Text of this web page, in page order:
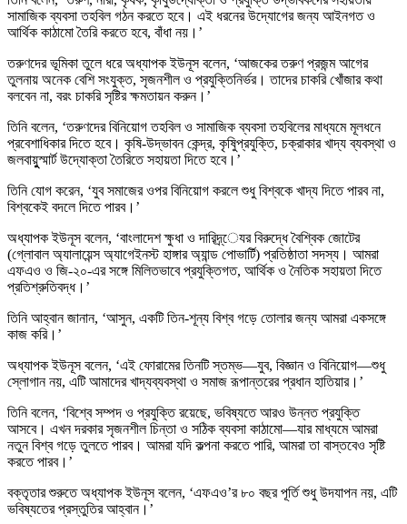
সামাজিক ব্যবসা তহবিল গঠন করতে হবে। এই ধরনের উদ্যোগের জন্য আইনগত ও
আর্থিক কাঠামো তৈরি করতে হবে, বাঁধা নয়।’
তরুণদের ভূমিকা তুলে ধরে অধ্যাপক ইউনূস বলেন, ‘আজকের তরুণ প্রজন্ম আগের
তুলনায় অনেক বেশি সংযুক্ত, সৃজনশীল ও প্রযুক্তিনির্ভর। তাদের চাকরি খোঁজার কথা
বলবেন না, বরং চাকরি সৃষ্টির ক্ষমতায়ন করুন।’
তিনি বলেন, ‘তরুণদের বিনিয়োগ তহবিল ও সামাজিক ব্যবসা তহবিলের মাধ্যমে মূলধনে
প্রবেশাধিকার দিতে হবে। কৃষি-উদ্ভাবন কেন্দ্র, কৃষিুপ্রযুক্তি, চক্রাকার খাদ্য ব্যবস্থা ও
জলবায়ুুস্মার্ট উদ্যোক্তা তৈরিতে সহায়তা দিতে হবে।’
তিনি যোগ করেন, ‘যুব সমাজের ওপর বিনিয়োগ করলে শুধু বিশ্বকে খাদ্য দিতে পারব না,
বিশ্বকেই বদলে দিতে পারব।’
অধ্যাপক ইউনূস বলেন, ‘বাংলাদেশ ক্ষুধা ও দারিদ্র্েযর বিরুদ্ধে বৈশ্বিক জোটের
(গ্লোবাল অ্যালায়েন্স অ্যাগেইনস্ট হাঙ্গার অ্যান্ড পোভার্টি) প্রতিষ্ঠাতা সদস্য। আমরা
এফএও ও জি-২০-এর সঙ্গে মিলিতভাবে প্রযুক্তিগত, আর্থিক ও নৈতিক সহায়তা দিতে
প্রতিশ্রুতিবদ্ধ।’
তিনি আহ্বান জানান, ‘আসুন, একটি তিন-শূন্য বিশ্ব গড়ে তোলার জন্য আমরা একসঙ্গে
কাজ করি।’
অধ্যাপক ইউনূস বলেন, ‘এই ফোরামের তিনটি স্তম্ভ—যুব, বিজ্ঞান ও বিনিয়োগ—শুধু
স্লোগান নয়, এটি আমাদের খাদ্যব্যবস্থা ও সমাজ রূপান্তরের প্রধান হাতিয়ার।’
তিনি বলেন, ‘বিশ্বে সম্পদ ও প্রযুক্তি রয়েছে, ভবিষ্যতে আরও উন্নত প্রযুক্তি
আসবে। এখন দরকার সৃজনশীল চিন্তা ও সঠিক ব্যবসা কাঠামো—যার মাধ্যমে আমরা
নতুন বিশ্ব গড়ে তুলতে পারব। আমরা যদি কল্পনা করতে পারি, আমরা তা বাস্তবেও সৃষ্টি
করতে পারব।’
বক্তৃতার শুরুতে অধ্যাপক ইউনূস বলেন, ‘এফএও’র ৮০ বছর পূর্তি শুধু উদযাপন নয়, এটি
ভবিষ্যতের প্রস্তুতির আহ্বান।’